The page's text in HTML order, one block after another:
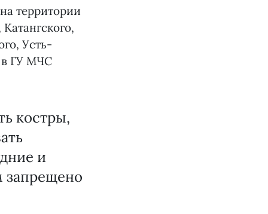
территории
Усть-
ГУ МЧС
костры,
и
запрещено